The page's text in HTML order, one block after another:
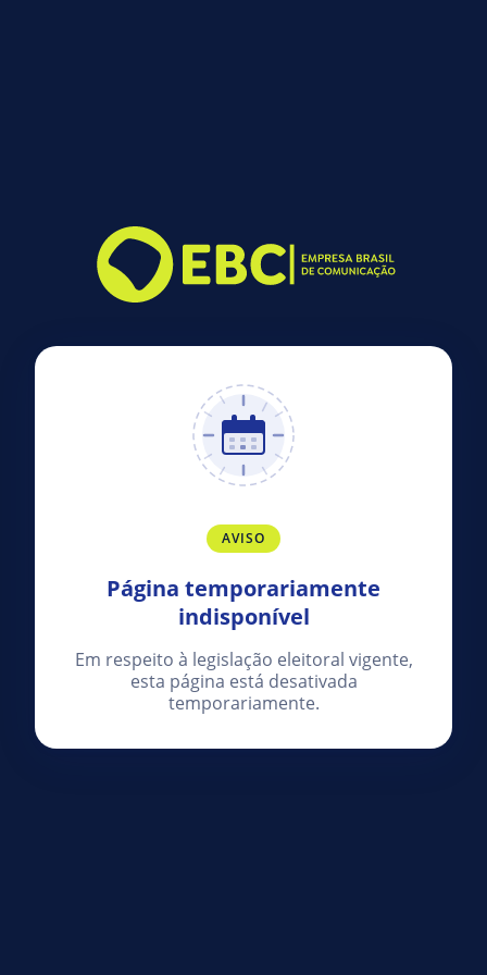
AVISO
Página temporariamente
indisponível
Em respeito à legislação eleitoral vigente,
esta página está desativada
temporariamente.